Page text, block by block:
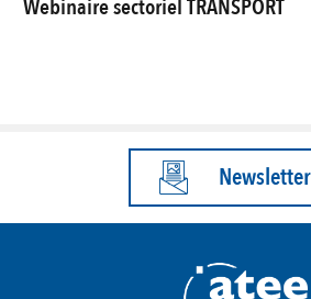
Webinaire sectoriel TRANSPORT
Newsletter